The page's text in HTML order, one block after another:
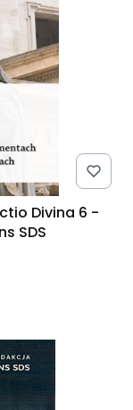
Divina 6 -
SDS